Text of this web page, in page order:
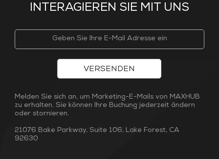
INTERAGIEREN SIE MIT UNS
VERSENDEN
Melden Sie sich an, um Marketing-E-Mails von MAXHUB
zu erhalten. Sie können Ihre Buchung jederzeit ändern
oder stornieren.
21076 Bake Parkway, Suite 106, Lake Forest, CA
92630